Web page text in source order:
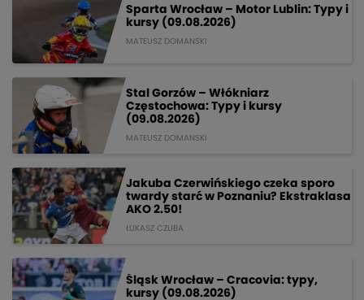
Sparta Wrocław – Motor Lublin: Typy i
kursy (09.08.2026)
MATEUSZ DOMANSKI
Stal Gorzów – Włókniarz
Częstochowa: Typy i kursy
(09.08.2026)
MATEUSZ DOMANSKI
Jakuba Czerwińskiego czeka sporo
twardy starć w Poznaniu? Ekstraklasa
AKO 2.50!
ŁUKASZ CZUBA
Śląsk Wrocław – Cracovia: typy,
kursy (09.08.2026)